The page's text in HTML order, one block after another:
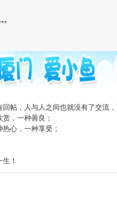
帖，人与人之间也就没有了交流
，一种善良；
心，一种享受；
！